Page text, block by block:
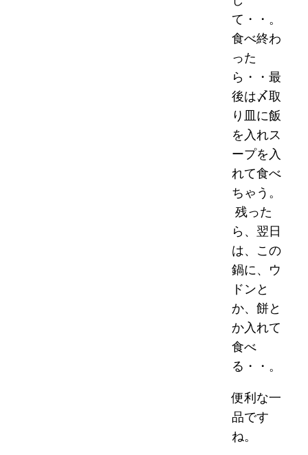
て・・。
食べ終わ
った
ら・・最
後は〆取
り皿に飯
を入れス
ープを入
れて食べ
ちゃう。
残った
ら、翌日
は、この
鍋に、ウ
ドンと
か、餅と
か入れて
食べ
る・・。
便利な一
品です
ね。